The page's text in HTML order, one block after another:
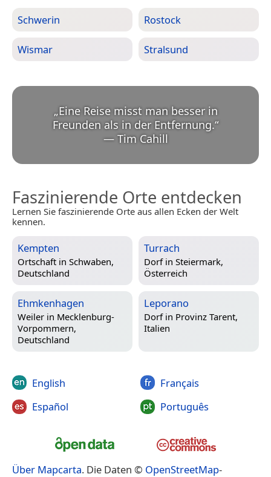
Schwerin Rostock
Wismar Stralsund
„Eine Reise misst man besser in
Freunden als in der Entfernung. “
— Tim Cahill
Faszinierende Orte entdecken
Lernen Sie faszinierende Orte aus allen Ecken der Welt
kennen.
Kempten
Ortschaft in Schwaben,
Deutschland
Turrach
Dorf in Steiermark,
Österreich
Ehmkenhagen
Weiler in Mecklenburg-
Vorpommern,
Deutschland
Leporano
Dorf in Provinz Tarent,
Italien
English
Español
Français
Português
Über Mapcarta. Die Daten © OpenStreetMap-